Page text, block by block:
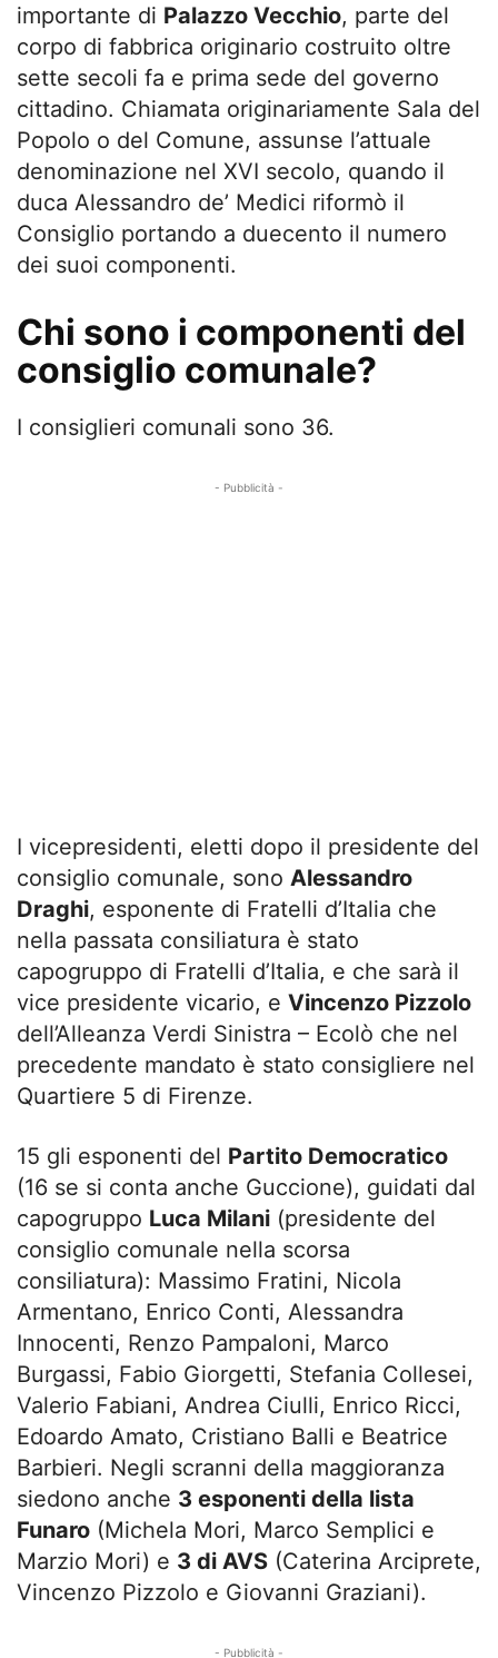
importante di Palazzo Vecchio, parte del
corpo di fabbrica originario costruito oltre
sette secoli fa e prima sede del governo
cittadino. Chiamata originariamente Sala del
Popolo o del Comune, assunse l’attuale
denominazione nel XVI secolo, quando il
duca Alessandro de’ Medici riformò il
Consiglio portando a duecento il numero
dei suoi componenti.
Chi sono i componenti del
consiglio comunale?
I consiglieri comunali sono 36.
- Pubblicità -
I vicepresidenti, eletti dopo il presidente del
consiglio comunale, sono Alessandro
Draghi, esponente di Fratelli d’Italia che
nella passata consiliatura è stato
capogruppo di Fratelli d’Italia, e che sarà il
vice presidente vicario, e Vincenzo Pizzolo
dell’Alleanza Verdi Sinistra – Ecolò che nel
precedente mandato è stato consigliere nel
Quartiere 5 di Firenze.
15 gli esponenti del Partito Democratico
(16 se si conta anche Guccione), guidati dal
capogruppo Luca Milani (presidente del
consiglio comunale nella scorsa
consiliatura): Massimo Fratini, Nicola
Armentano, Enrico Conti, Alessandra
Innocenti, Renzo Pampaloni, Marco
Burgassi, Fabio Giorgetti, Stefania Collesei,
Valerio Fabiani, Andrea Ciulli, Enrico Ricci,
Edoardo Amato, Cristiano Balli e Beatrice
Barbieri. Negli scranni della maggioranza
siedono anche 3 esponenti della lista
Funaro (Michela Mori, Marco Semplici e
Marzio Mori) e 3 di AVS (Caterina Arciprete,
Vincenzo Pizzolo e Giovanni Graziani).
- Pubblicità -